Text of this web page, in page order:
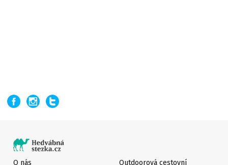
O nás Outdoorová cestovní